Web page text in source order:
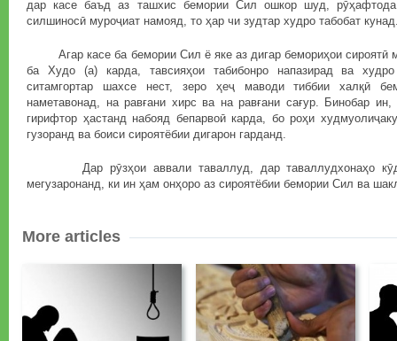
дар касе баъд аз ташхис бемории Сил ошкор шуд,
силшиносӣ муроҷиат намояд, то ҳар чи зудтар худро табобат
Агар касе ба бемории Сил ё яке аз дигар бемориҳои сироятӣ
ба Худо (а) карда, тавсияҳои табибонро напазирад ва
ситамгортар шахсе нест, зеро ҳеҷ маводи тиббии халқӣ
наметавонад, на равғани хирс ва на равғани сағур. Бинобар
гирифтор ҳастанд набояд бепарвоӣ карда, бо роҳи
гузоранд ва боиси сироятёбии дигарон гарданд.
Дар рӯзҳои аввали таваллуд, дар таваллудхонаҳо
мегузаронанд, ки ин ҳам онҳоро аз сироятёбии бемории Сил ва
More articles